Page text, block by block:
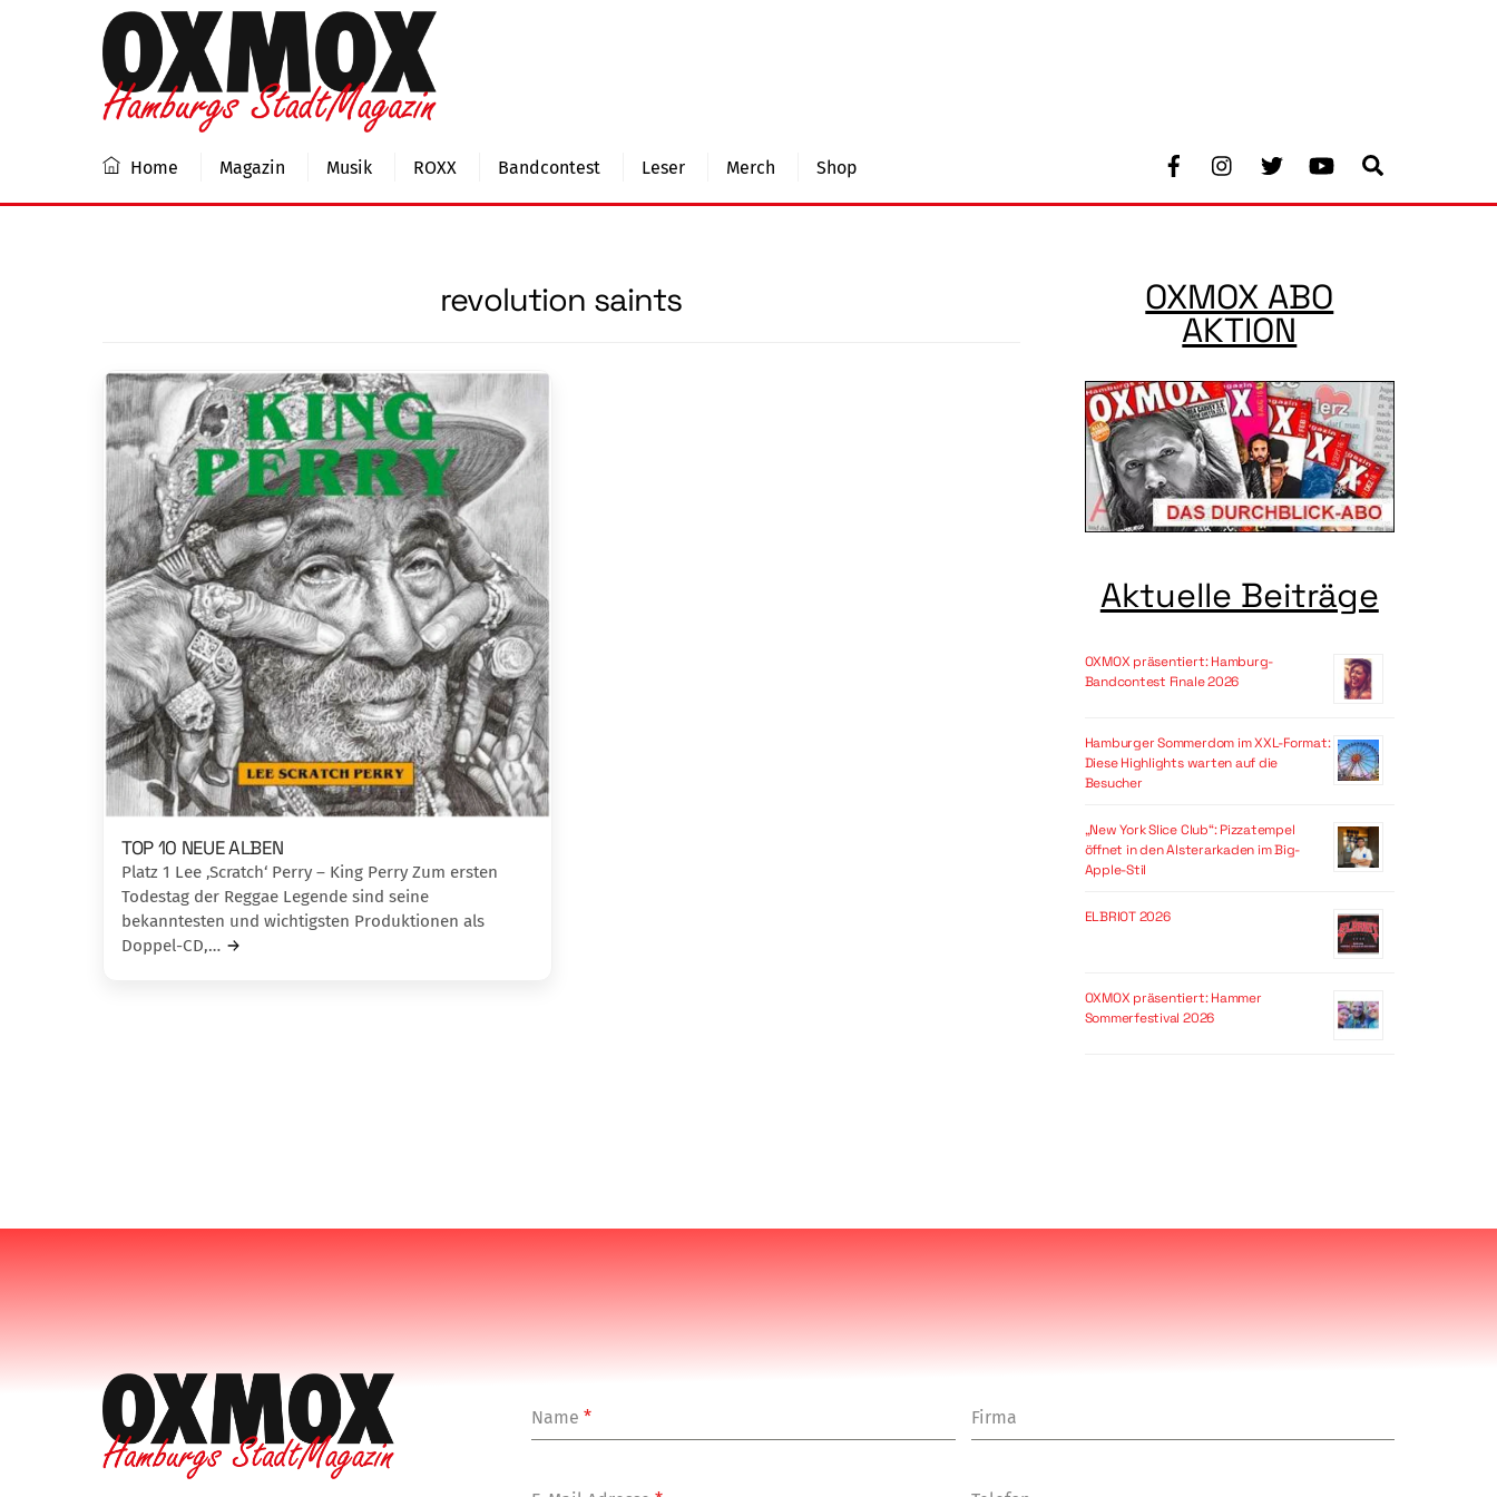
Facebook Youtube
Home Magazin Musik ROXX Bandcontest Leser Merch Shop
revolution saints
TOP 10 NEUE ALBEN
Platz 1 Lee ‚Scratch‘ Perry – King Perry Zum ersten
Todestag der Reggae Legende sind seine
bekanntesten und wichtigsten Produktionen als
Doppel-CD,…
OXMOX ABO
AKTION
Aktuelle Beiträge
OXMOX präsentiert: Hamburg-
Bandcontest Finale 2026
Hamburger Sommerdom im XXL-Format:
Diese Highlights warten auf die
Besucher
„New York Slice Club“: Pizzatempel
öffnet in den Alsterarkaden im Big-
Apple-Stil
ELBRIOT 2026
OXMOX präsentiert: Hammer
Sommerfestival 2026
Name* Firma